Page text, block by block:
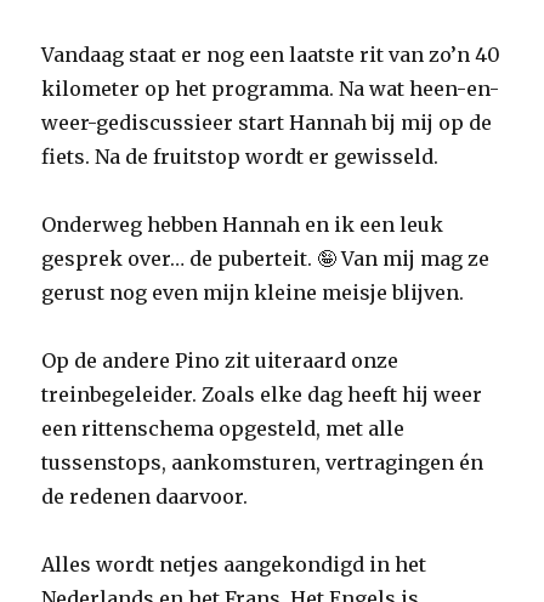
Vandaag staat er nog een laatste rit van zo’n 40
kilometer op het programma. Na wat heen-en-
weer-gediscussieer start Hannah bij mij op de
fiets. Na de fruitstop wordt er gewisseld.
Onderweg hebben Hannah en ik een leuk
gesprek over… de puberteit. 🤪 Van mij mag ze
gerust nog even mijn kleine meisje blijven.
Op de andere Pino zit uiteraard onze
treinbegeleider. Zoals elke dag heeft hij weer
een rittenschema opgesteld, met alle
tussenstops, aankomsturen, vertragingen én
de redenen daarvoor.
Alles wordt netjes aangekondigd in het